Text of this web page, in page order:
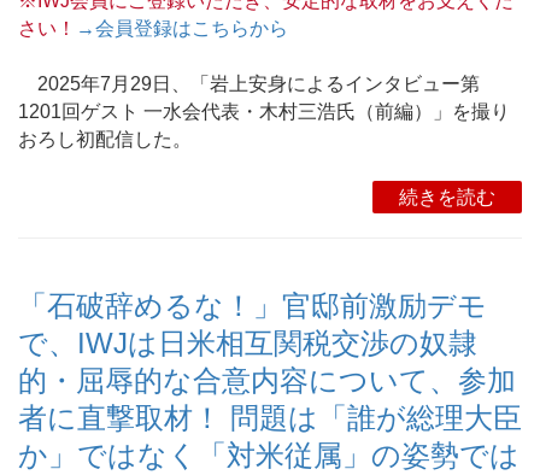
さい！ →会員登録はこちらから
2025年7月29日、「岩上安身によるインタビュー第
1201回ゲスト 一水会代表・木村三浩氏（前編）」を撮り
おろし初配信した。
続きを読む
「石破辞めるな！」官邸前激励デモ
で、IWJは日米相互関税交渉の奴隷
的・屈辱的な合意内容について、参加
者に直撃取材！ 問題は「誰が総理大臣
か」ではなく「対米従属」の姿勢では